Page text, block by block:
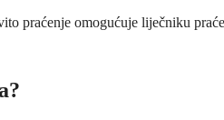
praćenje omogućuje liječniku